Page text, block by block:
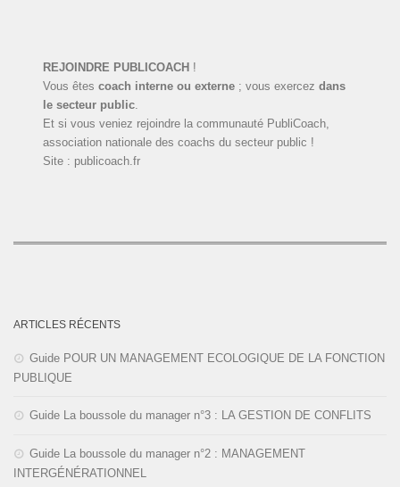
REJOINDRE PUBLICOACH !
Vous êtescoach interne ou externe ; vous exercezdans
le secteur public.
Et si vous veniez rejoindre la communauté PubliCoach,
association nationale des coachs du secteur public !
Site : publicoach.fr
ARTICLES RÉCENTS
Guide POUR UN MANAGEMENT ECOLOGIQUE DE LA FONCTION
PUBLIQUE
Guide La boussole du manager n°3 : LA GESTION DE CONFLITS
Guide La boussole du manager n°2 : MANAGEMENT
INTERGÉNÉRATIONNEL